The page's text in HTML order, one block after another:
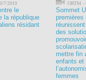
7/2019
le
la république
résidant
ORTM -
Sommet
premières
des
mettre fin
enfants et
femmes